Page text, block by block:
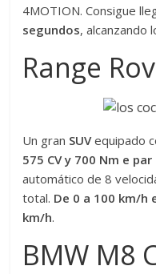
4MOTION. Consigue
segundos, alcanzando
Range
Un gran SUVequipado
575 CV y 700 Nm e
automático de 8
total. De 0 a 100 km/h
km/h.
BMW M8